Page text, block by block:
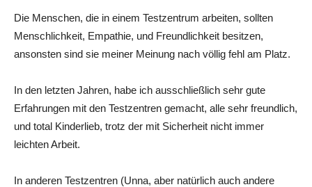
Die Menschen, die in einem Testzentrum arbeiten, sollten
Menschlichkeit, Empathie, und Freundlichkeit besitzen,
ansonsten sind sie meiner Meinung nach völlig fehl am Platz.
In den letzten Jahren, habe ich ausschließlich sehr gute
Erfahrungen mit den Testzentren gemacht, alle sehr freundlich,
und total Kinderlieb, trotz der mit Sicherheit nicht immer
leichten Arbeit.
In anderen Testzentren (Unna, aber natürlich auch andere